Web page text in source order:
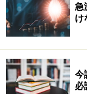
高利益率
企業の場合はマ
げる、
などの戦略の元
急
け
今
必